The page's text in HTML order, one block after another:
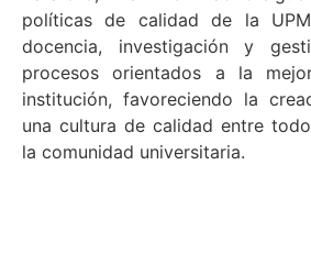
políticas de calidad de la
docencia, investigación y
procesos orientados a la
institución, favoreciendo la
una cultura de calidad entre
la comunidad universitaria.